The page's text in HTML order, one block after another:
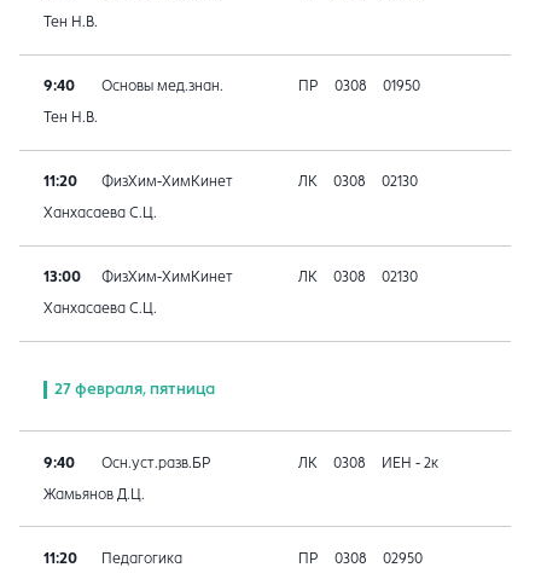
Тен Н.В.
9:40 Основы мед.знан. ПР 0308 01950
Тен Н.В.
11:20 ФизХим-ХимКинет ЛК 0308 02130
Ханхасаева С.Ц.
13:00 ФизХим-ХимКинет ЛК 0308 02130
Ханхасаева С.Ц.
27 февраля, пятница
9:40 Осн.уст.разв.БР ЛК 0308 ИЕН - 2к
Жамьянов Д.Ц.
11:20 Педагогика ПР 0308 02950